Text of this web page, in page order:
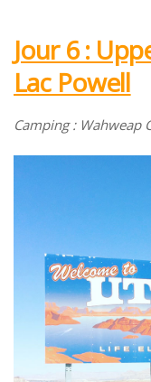
Jour 6 :
Lac Powell
Camping : Wahweap